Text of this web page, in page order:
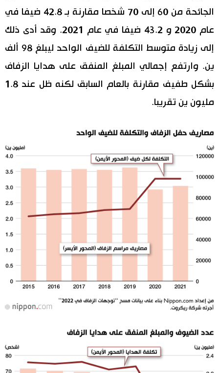
الجائحة من 60 إلى 70 شخصا مقارنة بـ 42.8 ضيفا في
عام 2020 و 43.2 ضيفا في عام 2021. وقد أدى ذلك
إلى زيادة متوسط التكلفة للضيف الواحد ليبلغ 98 ألف
ين. وارتفع إجمالي المبلغ المنفق على هدايا الزفاف
بشكل طفيف مقارنة بالعام السابق لكنه ظل عند 1.8
مليون ين تقريبا.